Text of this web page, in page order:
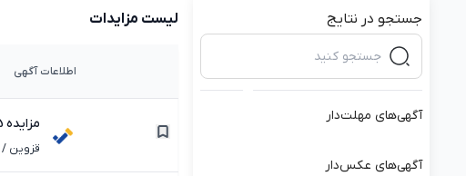
جستجو در نتایج
آگهی‌های مهلت‌دار
آگهی‌های عکس‌دار
لیست مزایدات
اطلاعات آگهی
مزایده 5 دستگاه خودرو وانت نیسان دوکابین مدل 1386 در قزوین
قزوین /